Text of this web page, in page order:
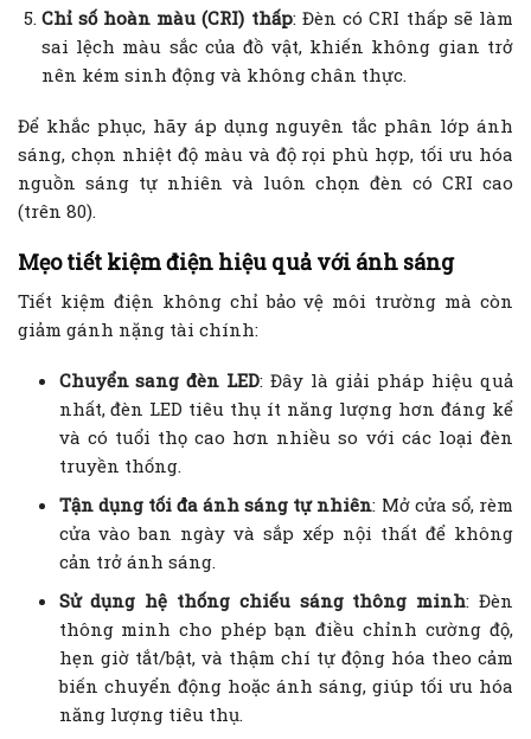
Chỉ số hoàn màu (CRI) thấp: Đèn có CRI thấp sẽ làm
sai lệch màu sắc của đồ vật, khiến không gian trở
nên kém sinh động và không chân thực.
Để khắc phục, hãy áp dụng nguyên tắc phân lớp ánh
sáng, chọn nhiệt độ màu và độ rọi phù hợp, tối ưu hóa
nguồn sáng tự nhiên và luôn chọn đèn có CRI cao
(trên 80).
Mẹo tiết kiệm điện hiệu quả với ánh sáng
Tiết kiệm điện không chỉ bảo vệ môi trường mà còn
giảm gánh nặng tài chính:
Chuyển sang đèn LED: Đây là giải pháp hiệu quả
nhất, đèn LED tiêu thụ ít năng lượng hơn đáng kể
và có tuổi thọ cao hơn nhiều so với các loại đèn
truyền thống.
Tận dụng tối đa ánh sáng tự nhiên: Mở cửa sổ, rèm
cửa vào ban ngày và sắp xếp nội thất để không
cản trở ánh sáng.
Sử dụng hệ thống chiếu sáng thông minh: Đèn
thông minh cho phép bạn điều chỉnh cường độ,
hẹn giờ tắt/bật, và thậm chí tự động hóa theo cảm
biến chuyển động hoặc ánh sáng, giúp tối ưu hóa
năng lượng tiêu thụ.